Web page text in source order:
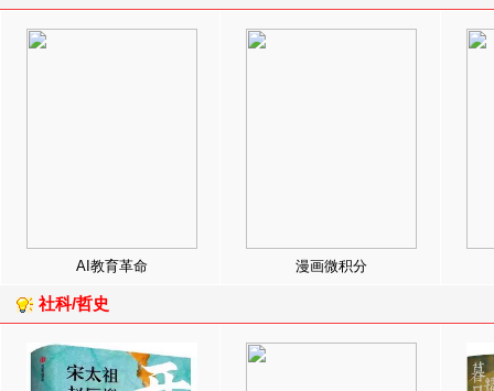
AI教育革命 漫画微积分
社科/哲史